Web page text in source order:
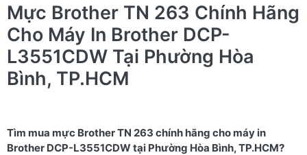
Mực Brother TN 263 Chính Hãng
Cho Máy In Brother DCP-
L3551CDW Tại Phường Hòa
Bình, TP.HCM
Tìm mua mực Brother TN 263 chính hãng cho máy in
Brother DCP-L3551CDW tại Phường Hòa Bình, TP.HCM?